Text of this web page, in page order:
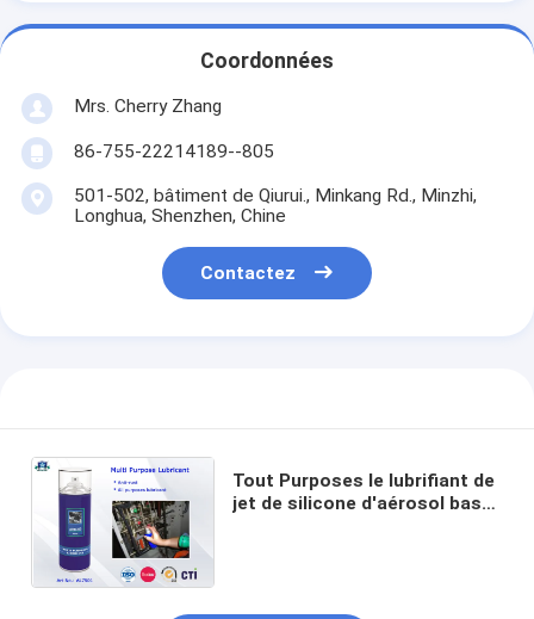
Coordonnées
Mrs. Cherry Zhang
86-755-22214189--805
501-502, bâtiment de Qiurui., Minkang Rd., Minzhi,
Longhua, Shenzhen, Chine
Contactez
Tout Purposes le lubrifiant de
jet de silicone d'aérosol basé